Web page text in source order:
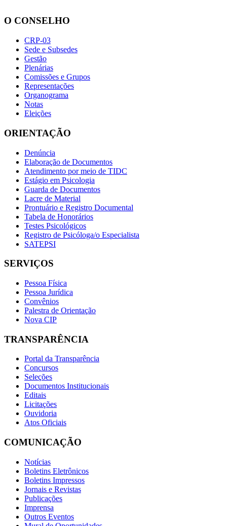
O CONSELHO
CRP-03
Sede e Subsedes
Gestão
Plenárias
Comissões e Grupos
Representações
Organograma
Notas
Eleições
ORIENTAÇÃO
Denúncia
Elaboração de Documentos
Atendimento por meio de TIDC
Estágio em Psicologia
Guarda de Documentos
Lacre de Material
Prontuário e Registro Documental
Tabela de Honorários
Testes Psicológicos
Registro de Psicóloga/o Especialista
SATEPSI
SERVIÇOS
Pessoa Física
Pessoa Jurídica
Convênios
Palestra de Orientação
Nova CIP
TRANSPARÊNCIA
Portal da Transparência
Concursos
Seleções
Documentos Institucionais
Editais
Licitações
Ouvidoria
Atos Oficiais
COMUNICAÇÃO
Notícias
Boletins Eletrônicos
Boletins Impressos
Jornais e Revistas
Publicações
Imprensa
Outros Eventos